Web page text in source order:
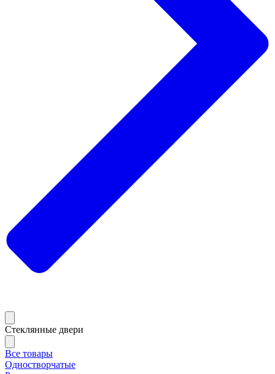
Стеклянные двери
Все товары
Одностворчатые